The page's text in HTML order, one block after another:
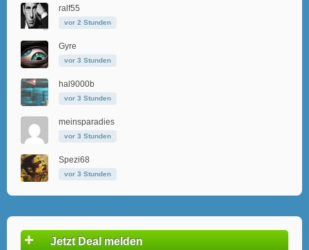
ralf55
vor 2 Stunden
Gyre
vor 3 Stunden
hal9000b
vor 3 Stunden
meinsparadies
vor 3 Stunden
Spezi68
vor 3 Stunden
+ Jetzt Deal melden